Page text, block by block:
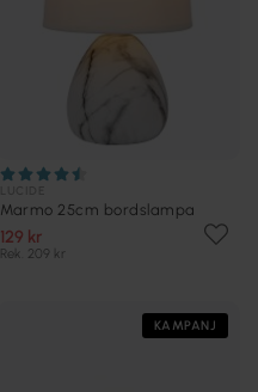
Marmo 25cm bordslampa
129 kr
Rek. 209 kr
KAMPANJ